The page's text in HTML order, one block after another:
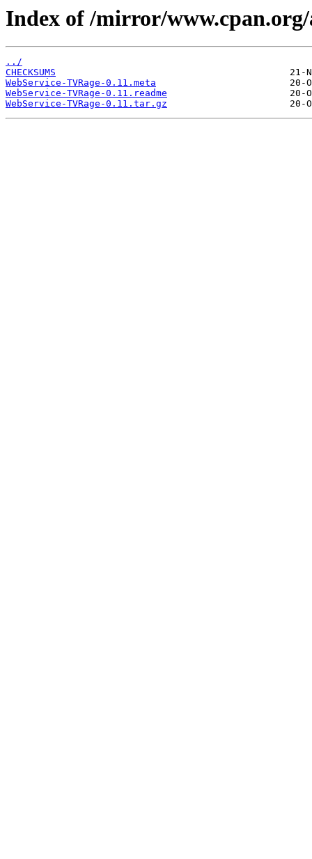
Index of /mirror/
../
CHECKSUMS
WebService-TVRage-0.11.meta
WebService-TVRage-0.11.readme
WebService-TVRage-0.11.tar.gz